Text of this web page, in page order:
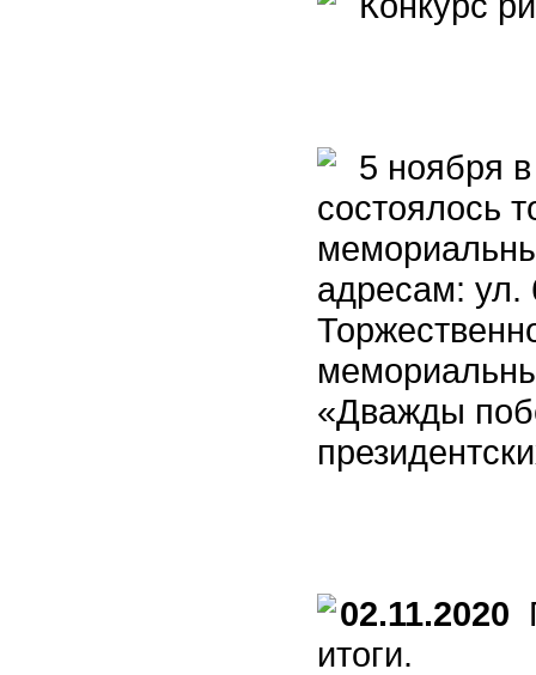
5 ноября
состоялось
адресам: ул.
«Дважды
02.11.2020
итоги.